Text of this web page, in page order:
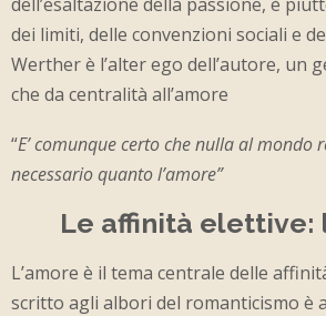
dei limiti, delle convenzioni sociali e
Werther è l’alter ego dell’autore, un
che da centralità all’amore
“E’ comunque certo che nulla al mondo
necessario quanto l’amore”
Le affinità elettive:
L’amore è il tema centrale delle
scritto agli albori del romanticismo è